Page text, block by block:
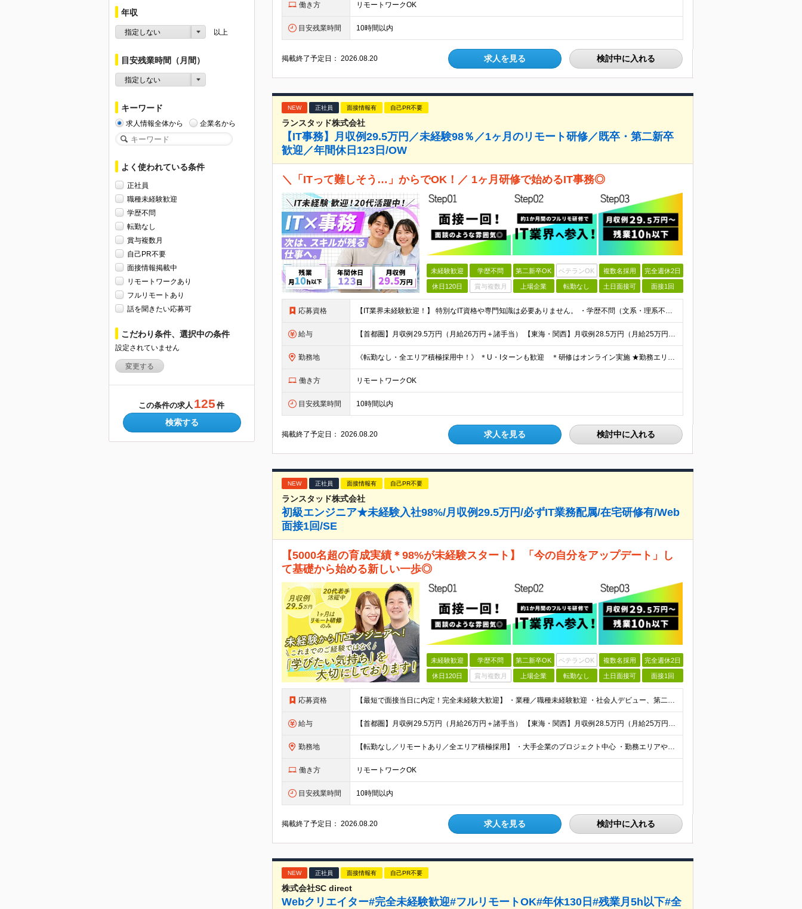
年収
指定しない 以上
目安残業時間（月間）
指定しない
キーワード
求人情報全体から 企業名から
よく使われている条件
正社員
職種未経験歓迎
学歴不問
転勤なし
賞与複数月
自己PR不要
面接情報掲載中
リモートワークあり
フルリモートあり
話を聞きたい応募可
こだわり条件、選択中の条件
設定されていません
変更する
この条件の求人 125 件
検索する
働き方 リモートワークOK
目安残業時間 10時間以内
掲載終了予定日：2026.08.20 求人を見る 検討中に入れる
NEW 正社員 面接情報有 自己PR不要
ランスタッド株式会社
【IT事務】月収例29.5万円／未経験98％／1ヶ月のリモート研修／既卒・第二新卒
歓迎／年間休日123日/OW
＼「ITって難しそう…」からでOK！／ 1ヶ月研修で始めるIT事務◎
未経験歓迎 学歴不問 第二新卒OK ベテランOK 複数名採用 完全週休2日
休日120日 賞与複数月 上場企業 転勤なし 土日面接可 面接1回
応募資格 【IT業界未経験歓迎！】 特別なIT資格や専門知識は必要ありません。 ・学歴不問（文系・理系不問） ・第二新卒、既卒の方も歓迎 ・20代を中心に幅広い年代が活躍中 ・基本的なPC操作ができる方 ・タ
給与 【首都圏】月収例29.5万円（月給26万円＋諸手当） 【東海・関西】月収例28.5万円（月給25万円＋諸手当） 【九州】月収例26万円（月給23万円＋諸手当） ※経験・スキル・前職給与を踏まえ、総合
勤務地 《転勤なし・全エリア積極採用中！》 ＊U・Iターンも歓迎 ＊研修はオンライン実施 ★勤務エリアは下記よりお選びいただけます★ 【首都圏】東京・神奈川・千葉・埼玉 【東海】愛知 【関西】大阪、京都、兵庫
働き方 リモートワークOK
目安残業時間 10時間以内
掲載終了予定日：2026.08.20 求人を見る 検討中に入れる
NEW 正社員 面接情報有 自己PR不要
ランスタッド株式会社
初級エンジニア★未経験入社98%/月収例29.5万円/必ずIT業務配属/在宅研修有/Web
面接1回/SE
【5000名超の育成実績＊98%が未経験スタート】 「今の自分をアップデート」し
て基礎から始める新しい一歩◎
未経験歓迎 学歴不問 第二新卒OK ベテランOK 複数名採用 完全週休2日
休日120日 賞与複数月 上場企業 転勤なし 土日面接可 面接1回
応募資格 【最短で面接当日に内定！完全未経験大歓迎】 ・業種／職種未経験歓迎 ・社会人デビュー、第二新卒、既卒者大歓迎 ・学歴不問（文系、理系不問） ・20代～30代、男女問わず活躍中 ・服装、髪色自由 ・明確
給与 【首都圏】月収例29.5万円（月給26万円＋諸手当） 【東海・関西】月収例28.5万円（月給25万円＋諸手当） 【九州】月収例26万円（月給23万円＋諸手当） ※経験・スキル・前職給与を踏まえ、総合
勤務地 【転勤なし／リモートあり／全エリア積極採用】 ・大手企業のプロジェクト中心 ・勤務エリアや配属先は希望を考慮 ・研修はリモートメインで実施 ・UIターン歓迎 ＜主なエリア＞ ■首都圏…東京・神奈川・
働き方 リモートワークOK
目安残業時間 10時間以内
掲載終了予定日：2026.08.20 求人を見る 検討中に入れる
NEW 正社員 面接情報有 自己PR不要
株式会社SC direct
Webクリエイター#完全未経験歓迎#フルリモートOK#年休130日#残業月5h以下#全